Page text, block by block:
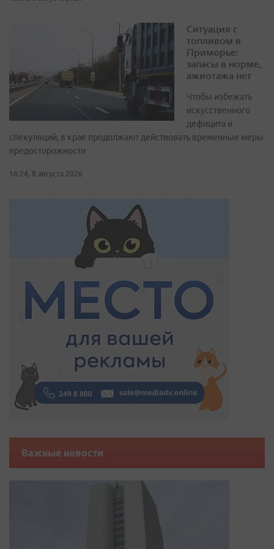
Ситуация с
топливом в
Приморье:
запасы в норме,
ажиотажа нет
Чтобы избежать
искусственного
дефицита и
спекуляций, в крае продолжают действовать временные меры
предосторожности
16:24, 8 августа 2026
Важные новости